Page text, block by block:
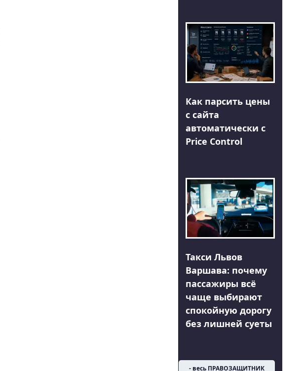
Как парсить цены
с сайта
автоматически с
Price Control
Такси Львов
Варшава: почему
пассажиры всё
чаще выбирают
спокойную дорогу
без лишней суеты
- весь ПРАВОЗАЩИТНИК